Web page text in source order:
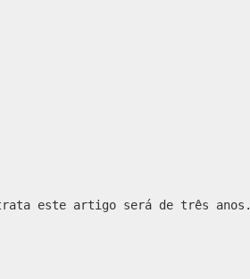
este artigo será de três anos.